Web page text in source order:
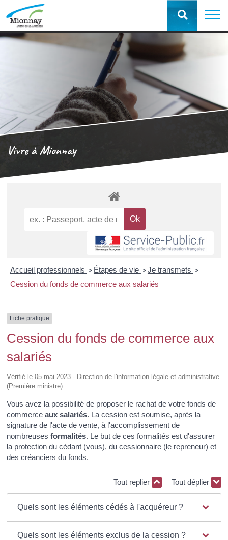
Vivre à Mionnay
Accueil professionnels > Étapes de vie > Je transmets >
Cession du fonds de commerce aux salariés
Fiche pratique
Cession du fonds de commerce aux
salariés
Vérifié le 05 mai 2023 - Direction de l'information légale et administrative
(Première ministre)
Vous avez la possibilité de proposer le rachat de votre fonds de
commerceaux salariés. La cession est soumise, après la
signature de l'acte de vente, à l'accomplissement de
nombreusesformalités. Le but de ces formalités est d'assurer
la protection du cédant (vous), du cessionnaire (le repreneur) et
descréanciers du fonds.
Tout replier Tout déplier
Quels sont les éléments cédés à l'acquéreur ?
Quels sont les éléments exclus de la cession ?